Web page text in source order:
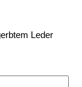
Leder